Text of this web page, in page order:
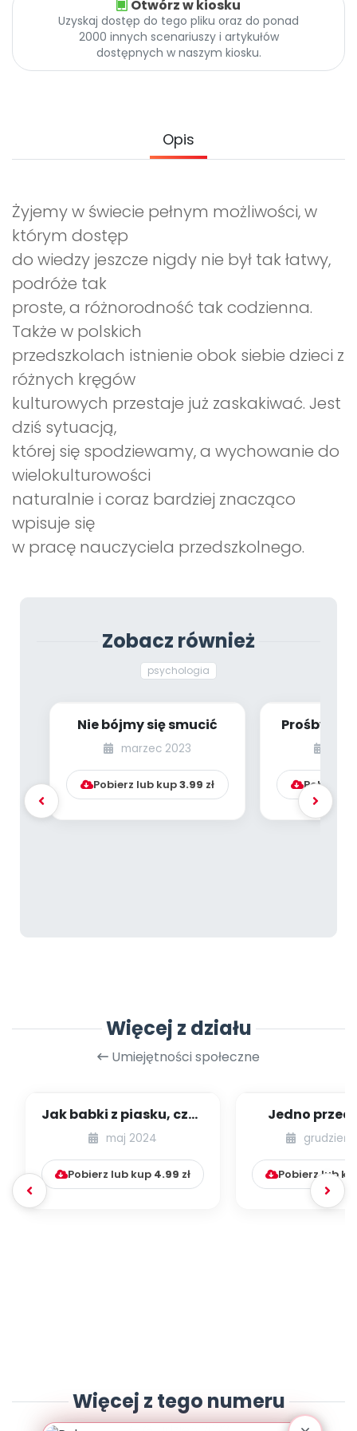
Archiwalne numery
Pomoc
Promocje
Otwórz w kiosku
Uzyskaj dostęp do tego pliku oraz do ponad
2000 innych scenariuszy i artykułów
dostępnych w naszym kiosku.
Opis
Żyjemy w świecie pełnym możliwości, w
którym dostęp
do wiedzy jeszcze nigdy nie był tak łatwy,
podróże tak
proste, a różnorodność tak codzienna.
Także w polskich
przedszkolach istnienie obok siebie dzieci z
różnych kręgów
kulturowych przestaje już zaskakiwać. Jest
dziś sytuacją,
której się spodziewamy, a wychowanie do
wielokulturowości
naturalnie i coraz bardziej znacząco
wpisuje się
w pracę nauczyciela przedszkolnego.
Zobacz również
psychologia
Nie bójmy się smucić
marzec 2023
Pobierz lub kup3.99 zł
Prośby
Pobierz
Więcej z działu
Umiejętności społeczne
Jak babki z piasku, czyli
w jaki sposób dzieci
budują r...
maj 2024
Pobierz lub kup 4.99 zł
Jedno
wiele
grudzień
Pobierz lub
Więcej z tego numeru